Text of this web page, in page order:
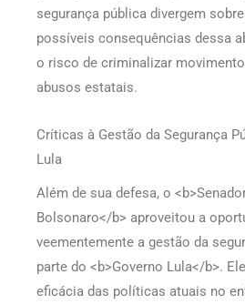
segurança pública divergem
possíveis consequências dessa
o risco de criminalizar
abusos estatais.
Críticas à Gestão da Segurança
Lula
Além de sua defesa, o
Bolsonaro</b> aproveitou a
veementemente a gestão da
parte do <b>Governo Lula</b>.
eficácia das políticas atuais no